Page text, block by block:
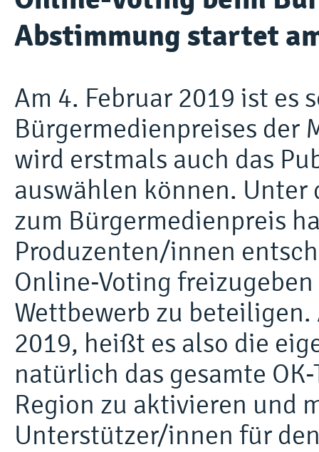
Abstimmung startet
Am 4. Februar 2019 ist es
Bürgermedienpreises der
wird erstmals auch das
auswählen können. Unter
zum Bürgermedienpreis
Produzenten/innen
Online-Voting
Wettbewerb zu
2019, heißt es also die
natürlich das gesamte
Region zu aktivieren und
Unterstützer/innen für